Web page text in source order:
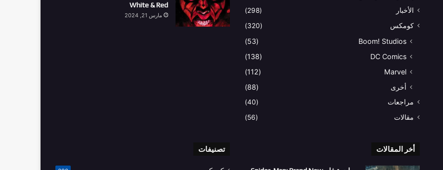
الأخبار
(298)
كومكس
(320)
Boom! Studios
(53)
DC Comics
(138)
Marvel
(112)
أخرى
(88)
مراجعات
(40)
مقالات
(56)
White & Red
مارس 21, 2024
أخر المقالات تصنيفات